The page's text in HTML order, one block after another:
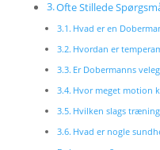
Ofte Stillede
Hvad er en
Hvordan er
Er Dobermanns
Hvor meget motion
Hvilken slags
Hvad er nogle